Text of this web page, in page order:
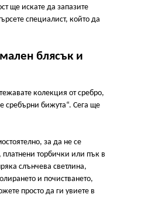
ще искате да запазите
специалист, който да
блясък и
колекция от сребро,
сребърни бижута“. Сега ще
за да не се
платнени торбички или пък в
слънчева светлина,
и почистването,
просто да ги увиете в